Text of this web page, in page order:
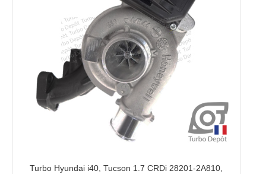
Turbo Hyundai i40, Tucson 1.7 CRDi 28201-2A810,